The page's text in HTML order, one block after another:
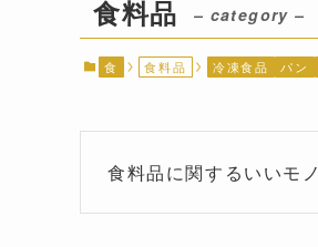
食料品 – category –
食 食料品 冷凍食品 パン
食料品に関するいいモノ